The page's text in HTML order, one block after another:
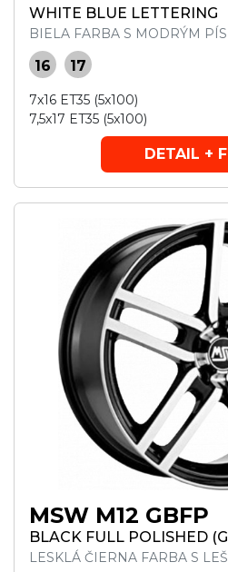
WHITE BLUE LETTERING
BIELA FARBA S MODRÝM
16 17
7x16 ET35 (5x100)
7,5x17 ET35 (5x100)
DETAIL +
MSW M12 GBFP
BLACK FULL POLISHED
LESKLÁ ČIERNA FARBA S